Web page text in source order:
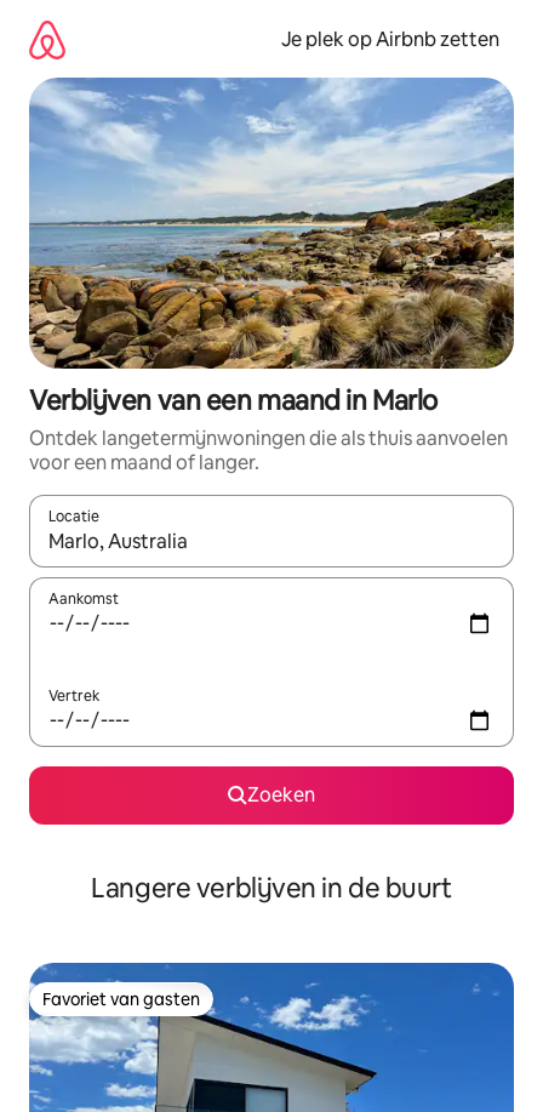
direct
naar
inhoud
Je plek op Airbnb zetten
Verblijven van een maand in Marlo
Ontdek langetermijnwoningen die als thuis aanvoelen
voor een maand of langer.
Locatie
Wanneer er resultaten beschikbaar zijn, maak je een keuze
Aankomst
Vertrek
Zoeken
Langere verblijven in de buurt
Favoriet van gasten
Favoriet van gasten